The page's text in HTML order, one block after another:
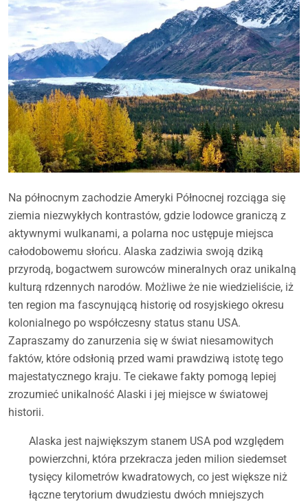
Na północnym zachodzie Ameryki Północnej rozciąga się
ziemia niezwykłych kontrastów, gdzie lodowce graniczą z
aktywnymi wulkanami, a polarna noc ustępuje miejsca
całodobowemu słońcu. Alaska zadziwia swoją dziką
przyrodą, bogactwem surowców mineralnych oraz unikalną
kulturą rdzennych narodów. Możliwe że nie wiedzieliście, iż
ten region ma fascynującą historię od rosyjskiego okresu
kolonialnego po współczesny status stanu USA.
Zapraszamy do zanurzenia się w świat niesamowitych
faktów, które odsłonią przed wami prawdziwą istotę tego
majestatycznego kraju. Te ciekawe fakty pomogą lepiej
zrozumieć unikalność Alaski i jej miejsce w światowej
historii.
Alaska jest największym stanem USA pod względem
powierzchni, która przekracza jeden milion siedemset
tysięcy kilometrów kwadratowych, co jest większe niż
łączne terytorium dwudziestu dwóch mniejszych